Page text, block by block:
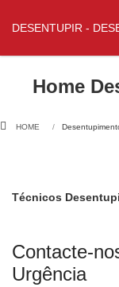
DESENTUPIR -
Home
HOME
Técnicos
Contacte-
Urgência